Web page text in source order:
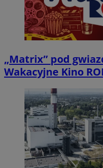
„Matrix” pod
Wakacyjne Kino